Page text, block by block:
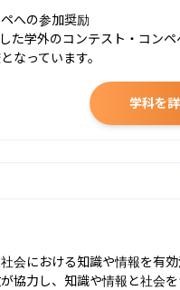
への参加奨励
た学外のコンテスト・コン
なっています。
学科を
会における知識や情報を有
協力し、知識や情報と社会を